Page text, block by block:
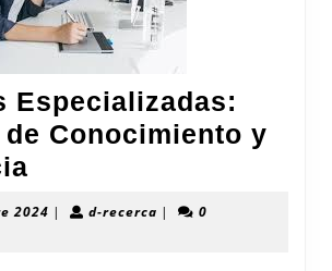
Especializadas:
de Conocimiento y
Especializadas:
2024 15| d-recercad-|
0